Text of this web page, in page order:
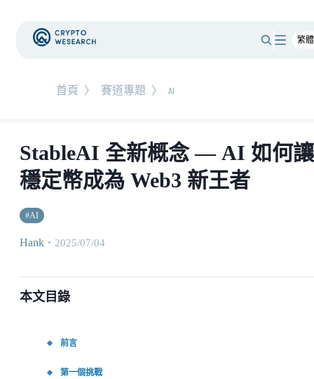
首頁 〉 賽道專題 〉 AI
StableAI 全新概念 — AI 如何讓
穩定幣成為 Web3 新王者
#AI
Hank ・ 2025/07/04
本文目錄
前言
第一個挑戰